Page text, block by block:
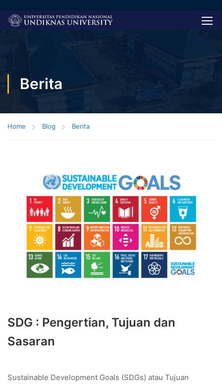
Berita
Home Blog Berita
SDG : Pengertian, Tujuan dan
Sasaran
Sustainable Development Goals (SDGs) atau Tujuan